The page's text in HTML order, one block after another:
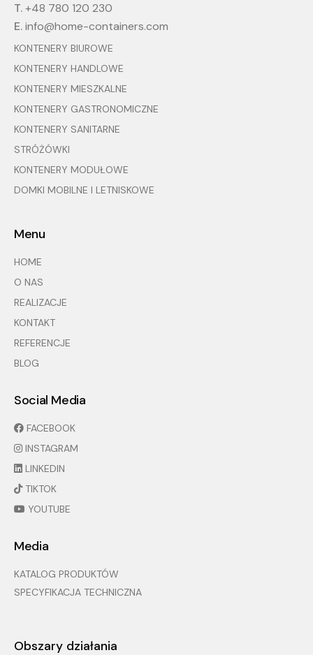
T.+48 780 120 230
E.info@home-containers.com
KONTENERY BIUROWE
KONTENERY HANDLOWE
KONTENERY MIESZKALNE
KONTENERY GASTRONOMICZNE
KONTENERY SANITARNE
STRÓŻÓWKI
KONTENERY MODUŁOWE
DOMKI MOBILNE I LETNISKOWE
Menu
HOME
O NAS
REALIZACJE
KONTAKT
REFERENCJE
BLOG
Social Media
FACEBOOK
INSTAGRAM
LINKEDIN
TIKTOK
YOUTUBE
Media
KATALOG PRODUKTÓW
SPECYFIKACJA TECHNICZNA
Obszary działania